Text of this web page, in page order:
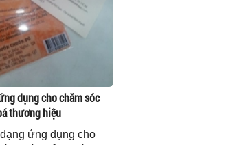
dụng cho chăm sóc
thương hiệu
ứng dụng cho